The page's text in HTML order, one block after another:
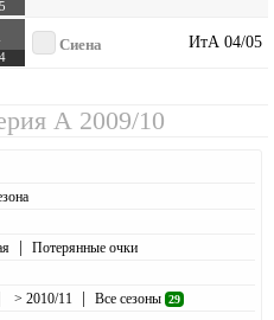
Сиена ИтА 04/05
А 2009/10
| Потерянные очки
> 2010/11 | Все сезоны 29